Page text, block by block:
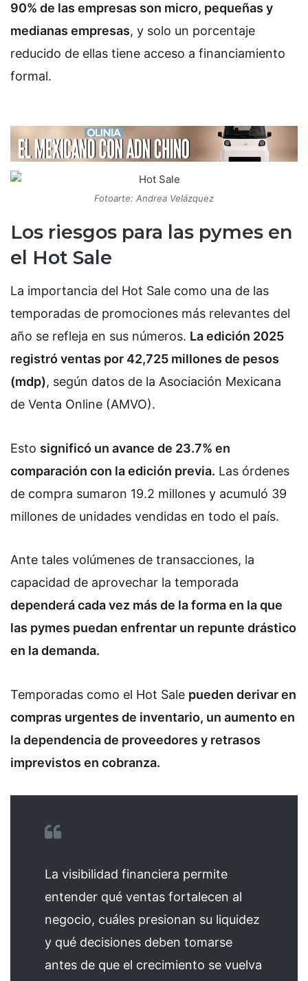
90% de las empresas son micro, pequeñas y
medianas empresas, y solo un porcentaje
reducido de ellas tiene acceso a financiamiento
formal.
Fotoarte: Andrea Velázquez
Los riesgos para las pymes en
el Hot Sale
La importancia del Hot Sale como una de las
temporadas de promociones más relevantes del
año se refleja en sus números. La edición 2025
registró ventas por 42,725 millones de pesos
(mdp), según datos de la Asociación Mexicana
de Venta Online (AMVO).
Esto significó un avance de 23.7% en
comparación con la edición previa. Las órdenes
de compra sumaron 19.2 millones y acumuló 39
millones de unidades vendidas en todo el país.
Ante tales volúmenes de transacciones, la
capacidad de aprovechar la temporada
dependerá cada vez más de la forma en la que
las pymes puedan enfrentar un repunte drástico
en la demanda.
Temporadas como el Hot Sale pueden derivar en
compras urgentes de inventario, un aumento en
la dependencia de proveedores y retrasos
imprevistos en cobranza.
La visibilidad financiera permite
entender qué ventas fortalecen al
negocio, cuáles presionan su liquidez
y qué decisiones deben tomarse
antes de que el crecimiento se vuelva